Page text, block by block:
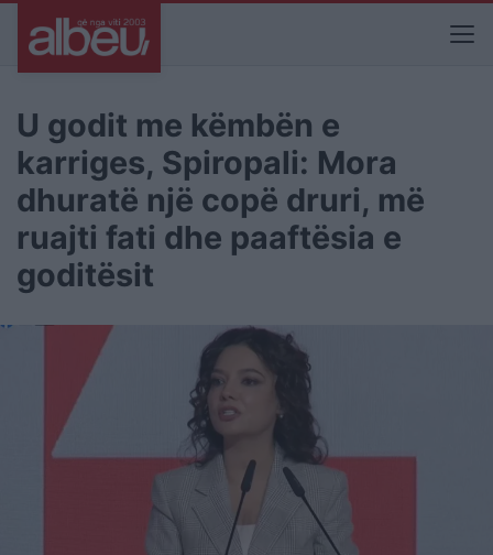
U godit me këmbën e
karriges, Spiropali: Mora
dhuratë një copë druri, më
ruajti fati dhe paaftësia e
goditësit